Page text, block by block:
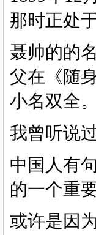
那时正处
聂帅的的
父在《随身
小名双全。
我曾听说
中国人有
的一个重
或许是因